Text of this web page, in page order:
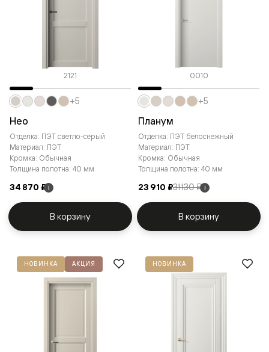
2121
Нео
Отделка: ПЭТ светло-серый
Материал: ПЭТ
Кромка: Обычная
Толщина полотна: 40 мм
34 870 ₽ i
+5
В корзину
0010
Планум
Отделка: ПЭТ белоснежный
Материал: ПЭТ
Кромка: Обычная
Толщина полотна: 40 мм
23 910 ₽31 130 ₽ i
+5
В корзину
НОВИНКА АКЦИЯ НОВИНКА